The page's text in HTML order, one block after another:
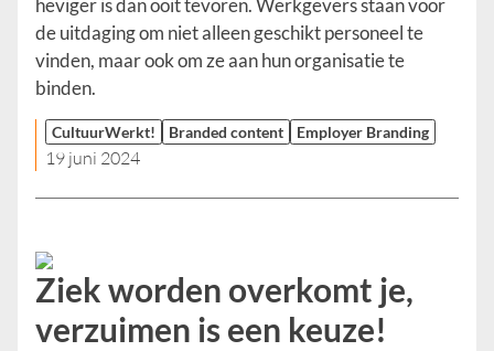
heviger is dan ooit tevoren. Werkgevers staan voor
de uitdaging om niet alleen geschikt personeel te
vinden, maar ook om ze aan hun organisatie te
binden.
CultuurWerkt! Branded content Employer Branding
19 juni 2024
Ziek worden overkomt je,
verzuimen is een keuze!